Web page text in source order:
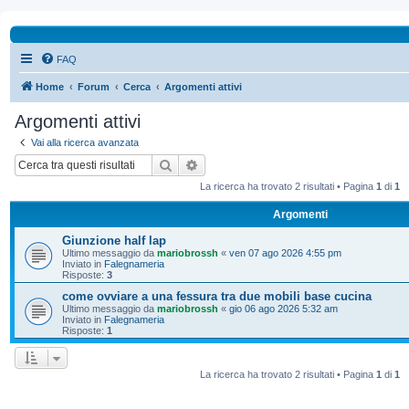
FAQ
Home Forum Cerca Argomenti attivi
Argomenti attivi
Vai alla ricerca avanzata
Cerca
La ricerca ha trovato 2 risultati • Pagina 1 di 1
Argomenti
Giunzione half lap
Ultimo messaggio da mariobrossh « ven 07 ago 2026 4:55 pm
Inviato in Falegnameria
Risposte: 3
come ovviare a una fessura tra due mobili base cucina
Ultimo messaggio da mariobrossh « gio 06 ago 2026 5:32 am
Inviato in Falegnameria
Risposte: 1
La ricerca ha trovato 2 risultati • Pagina 1 di 1